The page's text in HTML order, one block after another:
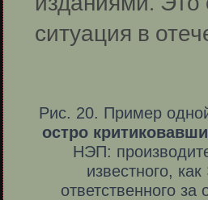
ситуация в
Рис. 20. Пример
остро
НЭП:
известного,
ответственного